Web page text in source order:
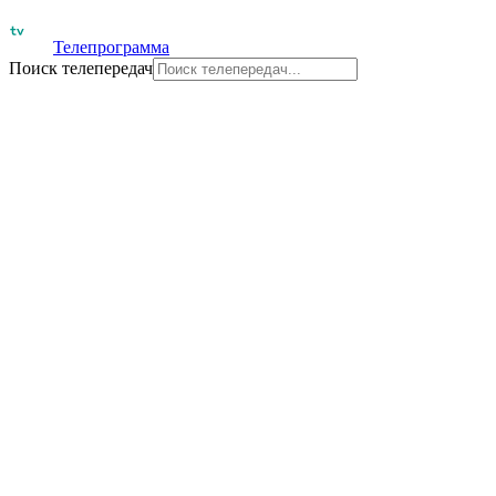
Телепрограмма
Поиск телепередач